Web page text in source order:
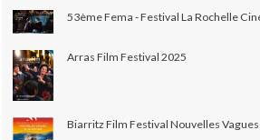
53ème Fema - Festival La Rochelle
Arras Film Festival 2025
Biarritz Film Festival Nouvelles